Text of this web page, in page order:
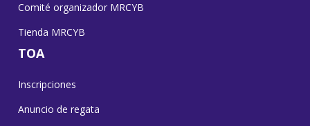
Comité organizador MRCYB
Tienda MRCYB
TOA
Inscripciones
Anuncio de regata